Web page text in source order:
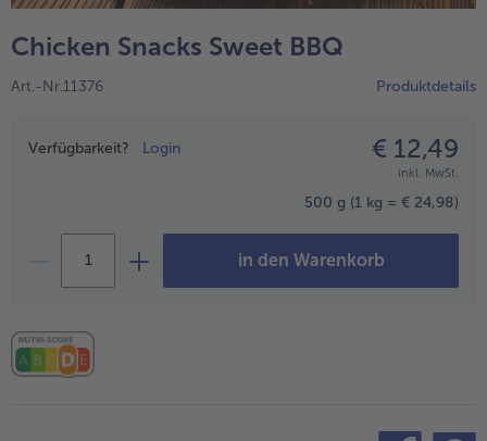
alle Obst
alle Süße Vielfalt
Confiserie & Feinkost
alle Küchenhelfer
Chicken Snacks Sweet BBQ
Art.-Nr.11376 Produktdetails
Preisangabe
Verfügbarkeit? Login € 12,49
inkl. MwSt.
500 g (1 kg = € 24,98)
in den Warenkorb